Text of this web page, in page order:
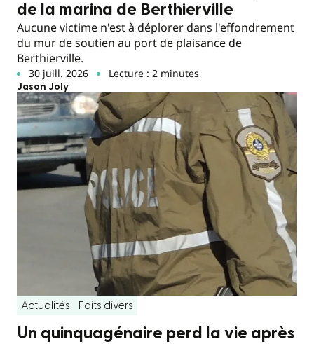
de la marina de Berthierville
Aucune victime n'est à déplorer dans l'effondrement
du mur de soutien au port de plaisance de
Berthierville.
30 juill. 2026 Lecture : 2 minutes
Jason Joly
Actualités Faits divers
Un quinquagénaire perd la vie après